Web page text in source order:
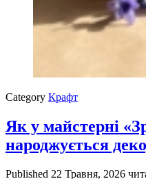
Category Крафт
Як у майстерні
народжується
Published 22 Травня, 2026